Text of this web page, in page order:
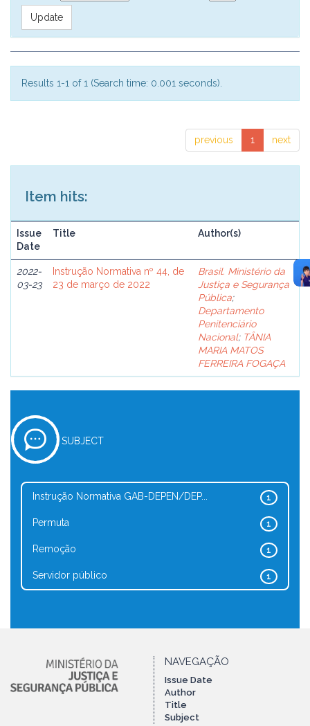
Results 1-1 of 1 (Search time: 0.001 seconds).
previous 1 next
Item hits:
Issue
Date
Title Author(s)
2022-
03-23
Instrução Normativa nº 44, de
23 de março de 2022
Brasil. Ministério da
Justiça e Segurança
Pública;
Departamento
Penitenciário
Nacional; TÂNIA
MARIA MATOS
FERREIRA FOGAÇA
SUBJECT
1
Instrução Normativa GAB-DEPEN/DEP...
1
Permuta
1
Remoção
1
Servidor público
NAVEGAÇÃO
Issue Date
Author
Title
Subject